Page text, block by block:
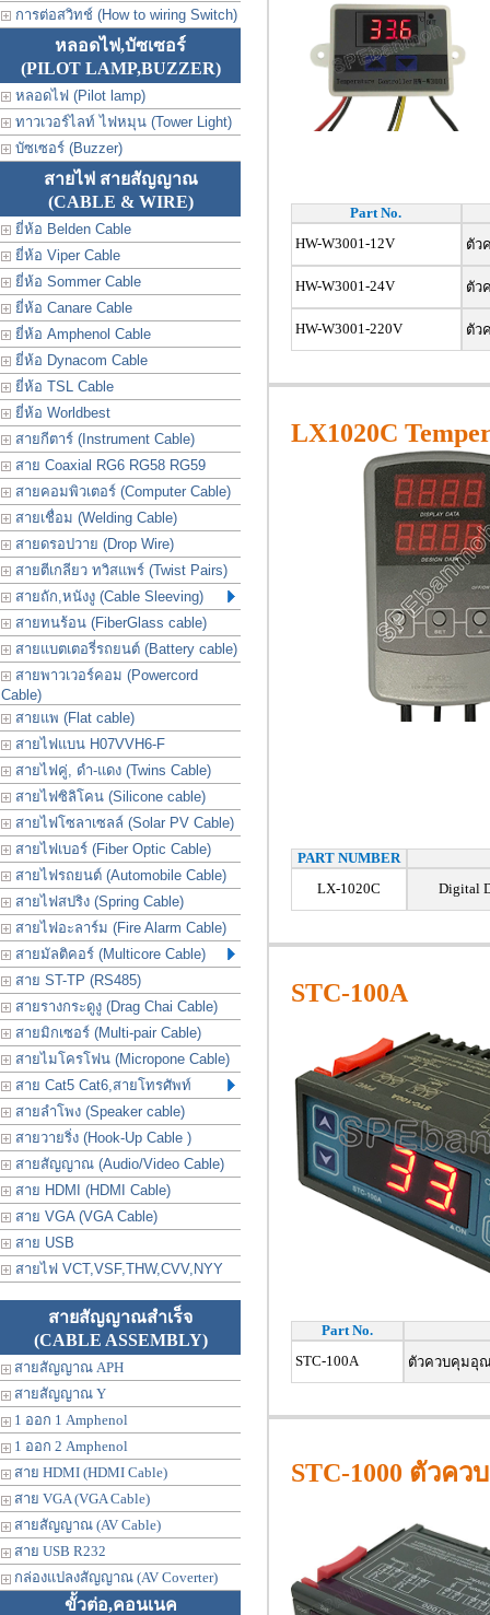
การต่อสวิทช์ (How to wiring Switch)
หลอดไฟ,บัซเซอร์
(PILOT LAMP,BUZZER)
หลอดไฟ (Pilot lamp)
ทาวเวอร์ไลท์ ไฟหมุน (Tower Light)
บัซเซอร์ (Buzzer)
สายไฟ สายสัญญาณ
(CABLE & WIRE)
ยี่ห้อ Belden Cable
ยี่ห้อ Viper Cable
ยี่ห้อ Sommer Cable
ยี่ห้อ Canare Cable
ยี่ห้อ Amphenol Cable
ยี่ห้อ Dynacom Cable
ยี่ห้อ TSL Cable
ยี่ห้อ Worldbest
สายกีตาร์ (Instrument Cable)
สาย Coaxial RG6 RG58 RG59
สายคอมพิวเตอร์ (Computer Cable)
สายเชื่อม (Welding Cable)
สายดรอปวาย (Drop Wire)
สายตีเกลียว ทวิสแพร์ (Twist Pairs)
สายถัก,หนังงู (Cable Sleeving)
สายทนร้อน (FiberGlass cable)
สายแบตเตอรี่รถยนต์ (Battery cable)
สายพาวเวอร์คอม (Powercord
Cable)
สายแพ (Flat cable)
สายไฟแบน H07VVH6-F
สายไฟคู่, ดำ-แดง (Twins Cable)
สายไฟซิลิโคน (Silicone cable)
สายไฟโซลาเซลล์ (Solar PV Cable)
สายไฟเบอร์ (Fiber Optic Cable)
สายไฟรถยนต์ (Automobile Cable)
สายไฟสปริง (Spring Cable)
สายไฟอะลาร์ม (Fire Alarm Cable)
สายมัลติคอร์ (Multicore Cable)
สาย ST-TP (RS485)
สายรางกระดูงู (Drag Chai Cable)
สายมิกเซอร์ (Multi-pair Cable)
สายไมโครโฟน (Micropone Cable)
สาย Cat5 Cat6,สายโทรศัพท์
สายลำโพง (Speaker cable)
สายวายริ่ง (Hook-Up Cable )
สายสัญญาณ (Audio/Video Cable)
สาย HDMI (HDMI Cable)
สาย VGA (VGA Cable)
สาย USB
สายไฟ VCT,VSF,THW,CVV,NYY
สายสัญญาณสำเร็จ
(CABLE ASSEMBLY)
สายสัญญาณ APH
สายสัญญาณ Y
1 ออก 1 Amphenol
1 ออก 2 Amphenol
สาย HDMI (HDMI Cable)
สาย VGA (VGA Cable)
สายสัญญาณ (AV Cable)
สาย USB R232
กล่องแปลงสัญญาณ (AV Coverter)
ขั้วต่อ,คอนเนค
Part No.
HW-W3001-12V
ตัว
HW-W3001-24V ตัว
HW-W3001-220V ตัว
LX1020C
PART NUMBER
LX-1020C
Digital
STC-100A
Part No.
STC-100A
ตัวควบคุมอุณ
STC-1000 ตัวค